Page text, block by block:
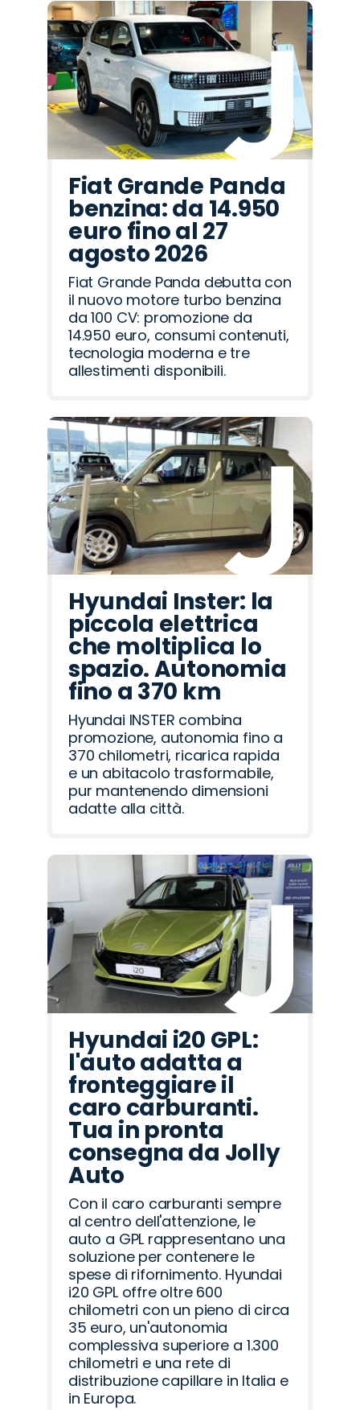
Fiat Grande Panda
benzina: da 14.950
euro fino al 27
agosto 2026
Fiat Grande Panda debutta con
il nuovo motore turbo benzina
da 100 CV: promozione da
14.950 euro, consumi contenuti,
tecnologia moderna e tre
allestimenti disponibili.
Hyundai Inster: la
piccola elettrica
che moltiplica lo
spazio. Autonomia
fino a 370 km
Hyundai INSTER combina
promozione, autonomia fino a
370 chilometri, ricarica rapida
e un abitacolo trasformabile,
pur mantenendo dimensioni
adatte alla città.
Hyundai i20 GPL:
l'auto adatta a
fronteggiare il
caro carburanti.
Tua in pronta
consegna da Jolly
Auto
Con il caro carburanti sempre
al centro dell'attenzione, le
auto a GPL rappresentano una
soluzione per contenere le
spese di rifornimento. Hyundai
i20 GPL offre oltre 600
chilometri con un pieno di circa
35 euro, un'autonomia
complessiva superiore a 1.300
chilometri e una rete di
distribuzione capillare in Italia e
in Europa.